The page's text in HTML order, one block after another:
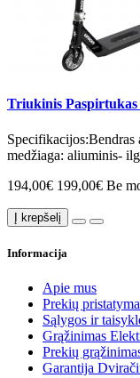
Triukinis
medžiaga: aliuminis-
194,00€ 199,00€ Be
Į krepšelį
Informacija
Apie mus
Prekių
Sąlygos ir
Grąžinimas
Prekių
Garantija